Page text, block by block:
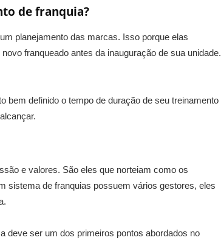
de franquia?
planejamento das marcas. Isso porque elas
franqueado antes da inauguração de sua unidade.
bem definido o tempo de duração de seu treinamento
e valores. São eles que norteiam como os
sistema de franquias possuem vários gestores, eles
deve ser um dos primeiros pontos abordados no